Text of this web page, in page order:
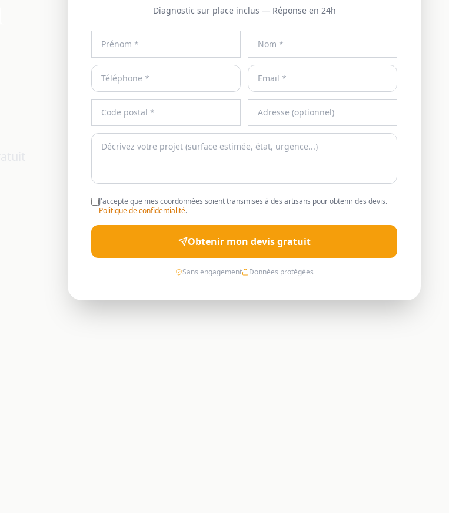
Diagnostic sur place inclus — Réponse en 24h
J'accepte que mes coordonnées soient transmises à des artisans pour obtenir des devis.
Politique de confidentialité.
Obtenir mon devis gratuit
Sans engagement Données protégées